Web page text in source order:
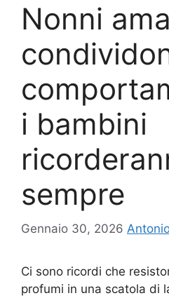
Nonni
i bambini
sempre
Gennaio 30, 2026
Ci sono ricordi che
profumi in una scatola di